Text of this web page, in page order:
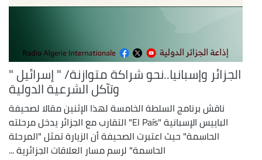
الجزائر وإسبانيا..نحو شراكة متوازنة/ " إسرائيل "
وتآكل الشرعية الدولية
ناقش برنامج السلطة الخامسة لهذا الإثنين مقالا لصحيفة
الباييس الإسبانية "El País" التقارب مع الجزائر يدخل مرحلته
الحاسمة" حيث اعتبرت الصحيفة أن الزيارة تمثل "المرحلة
الحاسمة" لرسم مسار العلاقات الجزائرية ...